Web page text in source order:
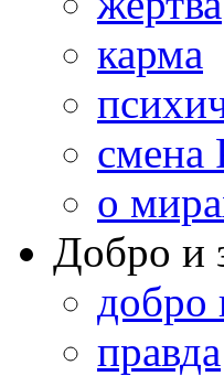
карма
смена
о
Добро и
добро
правда